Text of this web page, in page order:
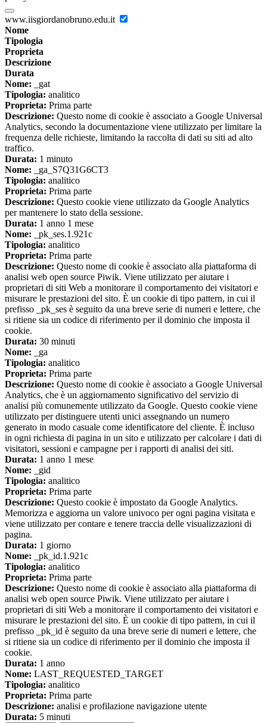
www.iisgiordanobruno.edu.it
Nome
Tipologia
Proprieta
Descrizione
Durata
Nome: _gat
Tipologia: analitico
Proprieta: Prima parte
Descrizione: Questo nome di cookie è associato a Google Universal
Analytics, secondo la documentazione viene utilizzato per limitare la
frequenza delle richieste, limitando la raccolta di dati su siti ad alto
traffico.
Durata: 1 minuto
Nome: _ga_S7Q31G6CT3
Tipologia: analitico
Proprieta: Prima parte
Descrizione: Questo cookie viene utilizzato da Google Analytics
per mantenere lo stato della sessione.
Durata: 1 anno 1 mese
Nome: _pk_ses.1.921c
Tipologia: analitico
Proprieta: Prima parte
Descrizione: Questo nome di cookie è associato alla piattaforma di
analisi web open source Piwik. Viene utilizzato per aiutare i
proprietari di siti Web a monitorare il comportamento dei visitatori e
misurare le prestazioni del sito. È un cookie di tipo pattern, in cui il
prefisso _pk_ses è seguito da una breve serie di numeri e lettere, che
si ritiene sia un codice di riferimento per il dominio che imposta il
cookie.
Durata: 30 minuti
Nome: _ga
Tipologia: analitico
Proprieta: Prima parte
Descrizione: Questo nome di cookie è associato a Google Universal
Analytics, che è un aggiornamento significativo del servizio di
analisi più comunemente utilizzato da Google. Questo cookie viene
utilizzato per distinguere utenti unici assegnando un numero
generato in modo casuale come identificatore del cliente. È incluso
in ogni richiesta di pagina in un sito e utilizzato per calcolare i dati di
visitatori, sessioni e campagne per i rapporti di analisi dei siti.
Durata: 1 anno 1 mese
Nome: _gid
Tipologia: analitico
Proprieta: Prima parte
Descrizione: Questo cookie è impostato da Google Analytics.
Memorizza e aggiorna un valore univoco per ogni pagina visitata e
viene utilizzato per contare e tenere traccia delle visualizzazioni di
pagina.
Durata: 1 giorno
Nome: _pk_id.1.921c
Tipologia: analitico
Proprieta: Prima parte
Descrizione: Questo nome di cookie è associato alla piattaforma di
analisi web open source Piwik. Viene utilizzato per aiutare i
proprietari di siti Web a monitorare il comportamento dei visitatori e
misurare le prestazioni del sito. È un cookie di tipo pattern, in cui il
prefisso _pk_id è seguito da una breve serie di numeri e lettere, che
si ritiene sia un codice di riferimento per il dominio che imposta il
cookie.
Durata: 1 anno
Nome: LAST_REQUESTED_TARGET
Tipologia: analitico
Proprieta: Prima parte
Descrizione: analisi e profilazione navigazione utente
Durata: 5 minuti